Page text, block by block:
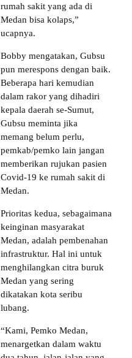
rumah sakit yang ada di
Medan bisa kolaps,”
ucapnya.
Bobby mengatakan, Gubsu
pun merespons dengan baik.
Beberapa hari kemudian
dalam rakor yang dihadiri
kepala daerah se-Sumut,
Gubsu meminta jika
memang belum perlu,
pemkab/pemko lain jangan
memberikan rujukan pasien
Covid-19 ke rumah sakit di
Medan.
Prioritas kedua, sebagaimana
keinginan masyarakat
Medan, adalah pembenahan
infrastruktur. Hal ini untuk
menghilangkan citra buruk
Medan yang sering
dikatakan kota seribu
lubang.
“Kami, Pemko Medan,
menargetkan dalam waktu